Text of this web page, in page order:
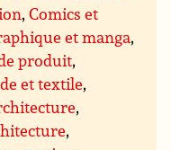
,Comics et
et manga,
produit,
et textile,
,
,